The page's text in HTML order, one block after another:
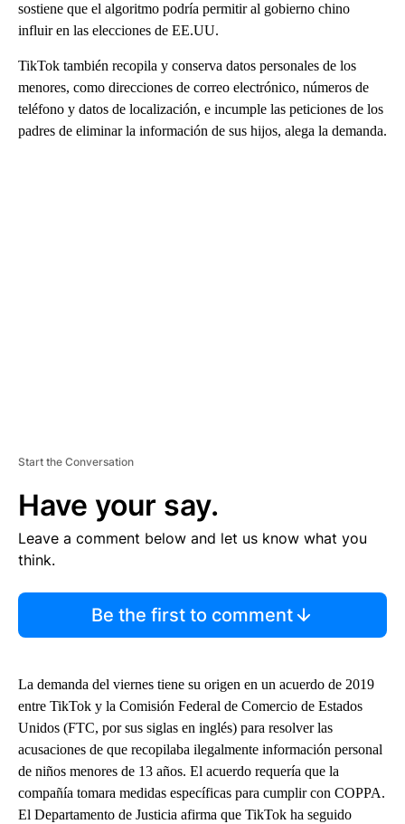
sostiene que el algoritmo podría permitir al gobierno chino
influir en las elecciones de EE.UU.
TikTok también recopila y conserva datos personales de los
menores, como direcciones de correo electrónico, números de
teléfono y datos de localización, e incumple las peticiones de los
padres de eliminar la información de sus hijos, alega la demanda.
Start the Conversation
Have your say.
Leave a comment below and let us know what you
think.
Be the first to comment
La demanda del viernes tiene su origen en un acuerdo de 2019
entre TikTok y la Comisión Federal de Comercio de Estados
Unidos (FTC, por sus siglas en inglés) para resolver las
acusaciones de que recopilaba ilegalmente información personal
de niños menores de 13 años. El acuerdo requería que la
compañía tomara medidas específicas para cumplir con COPPA.
El Departamento de Justicia afirma que TikTok ha seguido